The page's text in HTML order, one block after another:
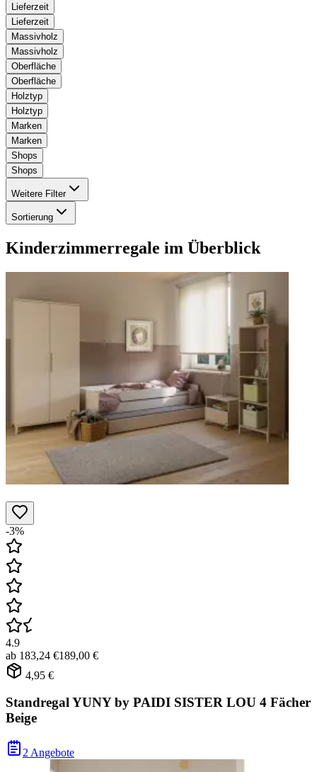
Lieferzeit
Lieferzeit
Massivholz
Massivholz
Oberfläche
Oberfläche
Holztyp
Holztyp
Marken
Marken
Shops
Shops
Weitere Filter
Sortierung
Kinderzimmerregale im Überblick
-3%
4.9
ab 183,24 €189,00 €
4,95 €
Standregal YUNY by PAIDI SISTER LOU 4 Fächer
Beige
2 Angebote